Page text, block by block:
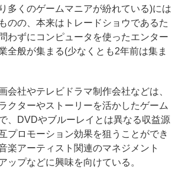
多くのゲームマニアが紛れている)には
のの、本来はトレードショウであるた
わずにコンピュータを使ったエンター
全般が集まる(少なくとも2年前は集ま
社やテレビドラマ制作会社などは、
クターやストーリーを活かしたゲーム
、DVDやブルーレイとは異なる収益源
プロモーション効果を狙うことができ
楽アーティスト関連のマネジメント
ップなどに興味を向けている。